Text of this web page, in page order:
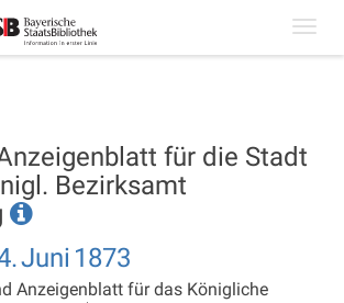
für die Stadt
Bezirksamt
Juni 1873
Anzeigenblatt für das Königliche